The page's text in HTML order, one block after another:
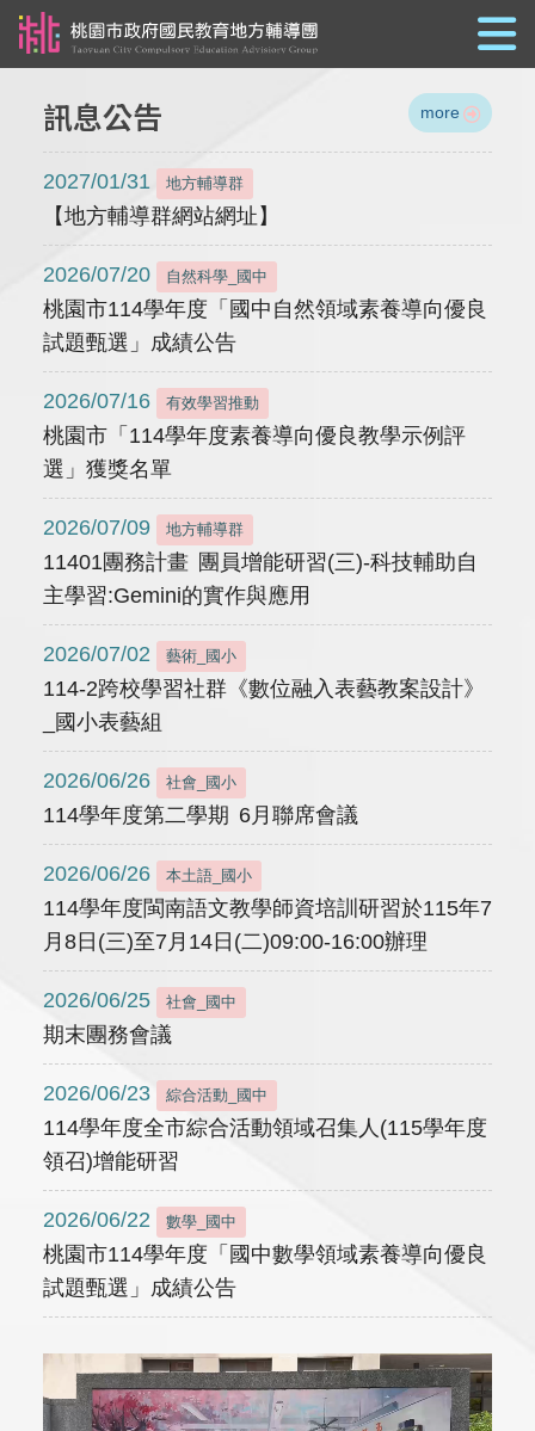
訊息公告 more
2027/01/31 地方輔導群
【地方輔導群網站網址】
2026/07/20 自然科學_國中
桃園市114學年度「國中自然領域素養導向優良
試題甄選」成績公告
2026/07/16 有效學習推動
桃園市「114學年度素養導向優良教學示例評
選」獲獎名單
2026/07/09 地方輔導群
11401團務計畫 團員增能研習(三)-科技輔助自
主學習:Gemini的實作與應用
2026/07/02 藝術_國小
114-2跨校學習社群《數位融入表藝教案設計》
_國小表藝組
2026/06/26 社會_國小
114學年度第二學期 6月聯席會議
2026/06/26 本土語_國小
114學年度閩南語文教學師資培訓研習於115年7
月8日(三)至7月14日(二)09:00-16:00辦理
2026/06/25 社會_國中
期末團務會議
2026/06/23 綜合活動_國中
114學年度全市綜合活動領域召集人(115學年度
領召)增能研習
2026/06/22 數學_國中
桃園市114學年度「國中數學領域素養導向優良
試題甄選」成績公告